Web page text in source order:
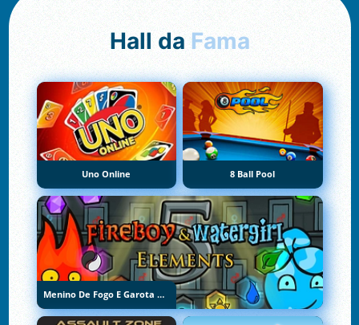
Hall da Fama
Uno Online 8 Ball Pool
Menino De Fogo E Garota De Água 5: Elementos